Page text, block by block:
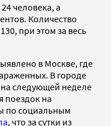
человека, а
Количество
при этом за весь
в Москве, где
В городе
следующей неделе
поездок на
по социальным
, что за сутки из